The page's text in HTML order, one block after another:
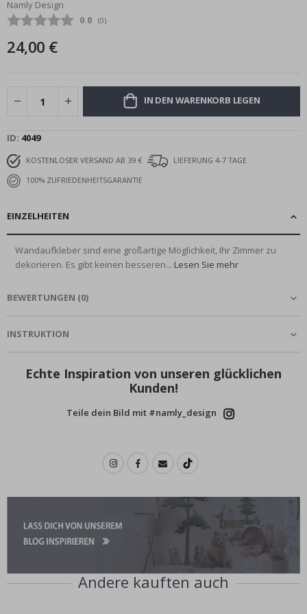
Bildgalerie
springen
Namly Design
Durchschnittliche Bewertung:
0.0 (abgegebene bewertungen:
0)
24,00 €
IN DEN WARENKORB LEGEN
ID 4049
KOSTENLOSER VERSAND AB 39 €
LIEFERUNG 4-7 TAGE
100% ZUFRIEDENHEITSGARANTIE
EINZELHEITEN
Wandaufkleber sind eine großartige Möglichkeit, Ihr Zimmer zu
dekorieren. Es gibt keinen besseren... Lesen Sie mehr
BEWERTUNGEN (0)
INSTRUKTION
Echte Inspiration von unseren glücklichen
Kunden!
Teile dein Bild mit #namly_design
Andere kauften auch